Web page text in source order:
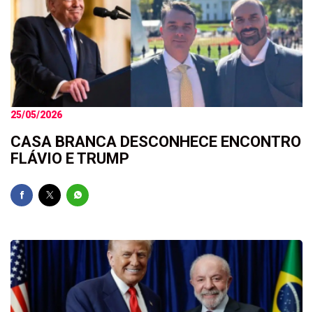
25/05/2026
CASA BRANCA DESCONHECE ENCONTRO
FLÁVIO E TRUMP